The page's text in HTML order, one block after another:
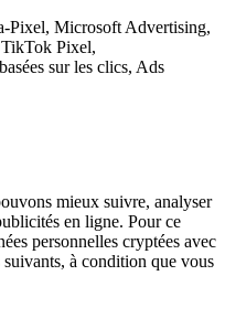
Pixel, Microsoft Advertising,
Pixel,
sur les clics, Ads
mieux suivre, analyser
en ligne. Pour ce
personnelles cryptées avec
suivants, à condition que vous